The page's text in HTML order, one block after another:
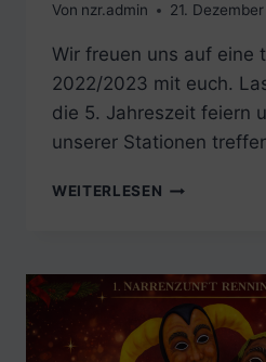
Von nzr.admin 21.
Wir freuen uns auf eine
2022/2023 mit euch.
die 5. Jahreszeit feiern
unserer Stationen
WEITERLESEN UNSER
KAMPAGNE
2022/2023